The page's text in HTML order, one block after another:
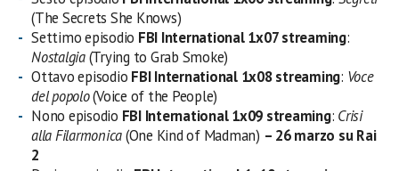
(The Secrets She Knows)
Settimo episodio FBI International 1x07 streaming:
Nostalgia(Trying to Grab Smoke)
Ottavo episodio FBIInternational 1x08 streaming: Voce
del popolo(Voice of the People)
Nono episodio FBI International 1x09 streaming: Crisi
alla Filarmonica(One Kind of Madman) – 26 marzo su Rai
2